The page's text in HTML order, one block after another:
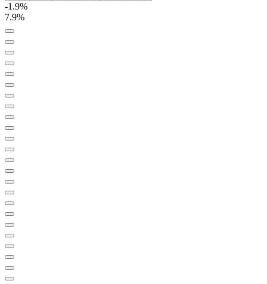
-1.9%
7.9%